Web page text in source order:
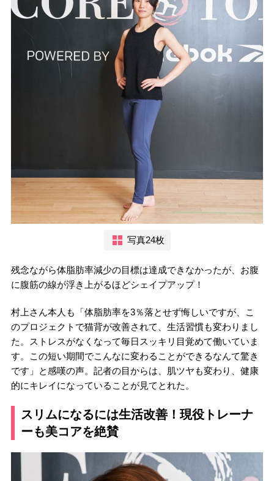
写真24枚
残念ながら体脂肪率減少の目標は達成できなかったが、お腹
に腹筋の線が浮き上がるほどシェイプアップ！
村上さん本人も「体脂肪率を3％落とせず悔しいですが、こ
のプロジェクトで猫背が改善されて、生活習慣も変わりまし
た。ストレスがなくなって毎日スッキリ目覚めて働いていま
す。この短い期間でこんなに変わることができるなんて驚き
です」と感嘆の声。記者の目からは、肌ツヤも変わり、健康
的にキレイになっていることが見てとれた。
スリムになるには生活改善！現役トレーナ
ーも美コアを絶賛